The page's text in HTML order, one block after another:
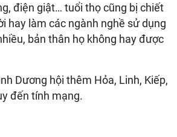
điện giật… tuổi thọ cũng bị chiết
hay làm các ngành nghề sử dụng
bản thân họ không hay được
Dương hội thêm Hỏa, Linh, Kiếp,
đến tính mạng.